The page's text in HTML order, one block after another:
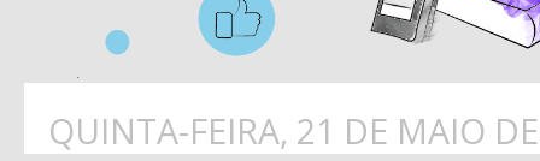
QUINTA-FEIRA, 21 DE MAIO